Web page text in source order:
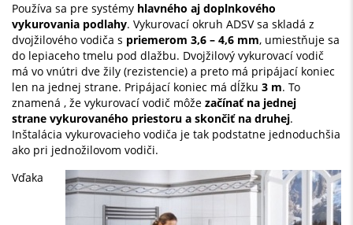
Používa sa pre systémy hlavného aj doplnkového
vykurovania podlahy. Vykurovací okruh ADSV sa skladá z
dvojžilového vodiča s priemerom 3,6 – 4,6 mm, umiestňuje sa
do lepiaceho tmelu pod dlažbu. Dvojžilový vykurovací vodič
má vo vnútri dve žily (rezistencie) a preto má pripájací koniec
len na jednej strane. Pripájací koniec má dĺžku 3 m. To
znamená , že vykurovací vodič môže začínať na jednej
strane vykurovaného priestoru a skončiť na druhej.
Inštalácia vykurovacieho vodiča je tak podstatne jednoduchšia
ako pri jednožilovom vodiči.
Vďaka